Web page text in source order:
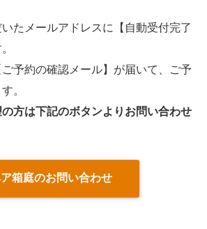
たメールアドレスに【自動受付完了
予約の確認メール】が届いて、ご予
。
方は下記のボタンよりお問い合わせ
箱庭のお問い合わせ